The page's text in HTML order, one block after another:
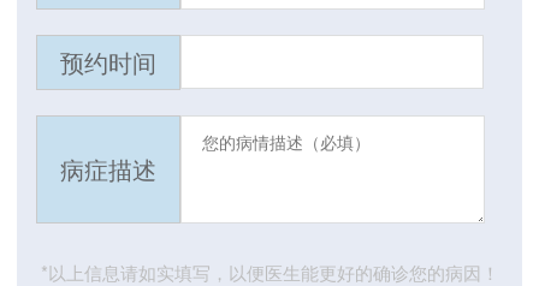
预约时间
病症描述
*以上信息请如实填写，以便医生能更好的确诊您的病因！